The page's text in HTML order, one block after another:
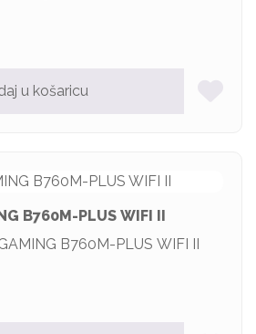
u košaricu
B760M-PLUS WIFI II
B760M-PLUS WIFI II